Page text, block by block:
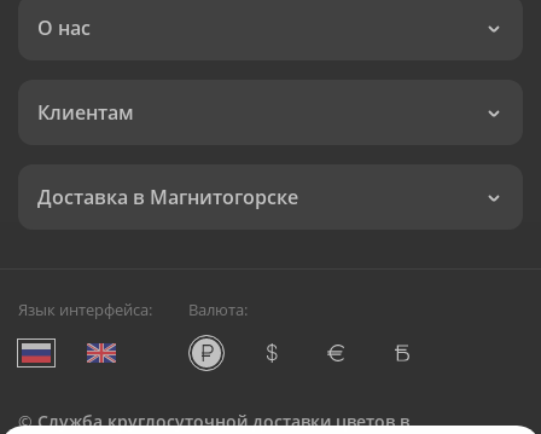
О нас
Клиентам
Доставка в Магнитогорске
Язык интерфейса: Валюта:
©Служба круглосуточной доставки цветов в